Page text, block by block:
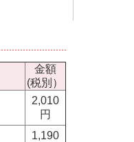
金額
(税別）
2,010
円
1,190